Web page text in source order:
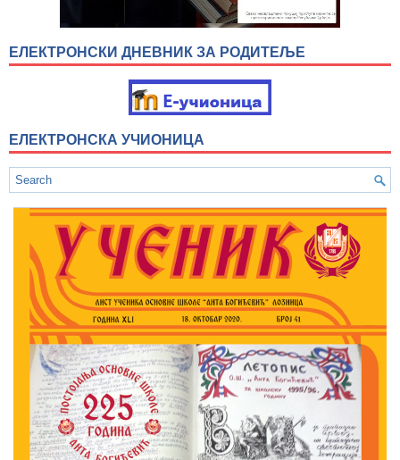
ЕЛЕКТРОНСКИ ДНЕВНИК ЗА РОДИТЕЉЕ
ЕЛЕКТРОНСКА УЧИОНИЦА